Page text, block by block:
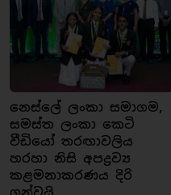
නෙස්ලේ ලංකා සමාගම,
සමස්ත ලංකා කෙටි
වීඩියෝ තරඟාවලිය
හරහා නිසි අපද්‍රව්‍ය
කළමනාකරණය දිරි